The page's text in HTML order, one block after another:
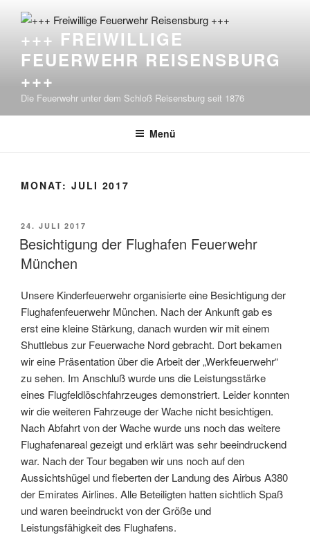
Inhalt
springen+++ FREIWILLIGE
FEUERWEHR REISENSBURG
+++
Die Feuerwehr unter dem Schloß Reisensburg seit 1876
Menü
MONAT: JULI 2017
VERÖFFENTLICHT
AM
24. JULI 2017
Besichtigung der Flughafen Feuerwehr
München
Unsere Kinderfeuerwehr organisierte eine Besichtigung der
Flughafenfeuerwehr München. Nach der Ankunft gab es
erst eine kleine Stärkung, danach wurden wir mit einem
Shuttlebus zur Feuerwache Nord gebracht. Dort bekamen
wir eine Präsentation über die Arbeit der „Werkfeuerwehr“
zu sehen. Im Anschluß wurde uns die Leistungsstärke
eines Flugfeldlöschfahrzeuges demonstriert. Leider konnten
wir die weiteren Fahrzeuge der Wache nicht besichtigen.
Nach Abfahrt von der Wache wurde uns noch das weitere
Flughafenareal gezeigt und erklärt was sehr beeindruckend
war. Nach der Tour begaben wir uns noch auf den
Aussichtshügel und fieberten der Landung des Airbus A380
der Emirates Airlines. Alle Beteiligten hatten sichtlich Spaß
und waren beeindruckt von der Größe und
Leistungsfähigkeit des Flughafens.